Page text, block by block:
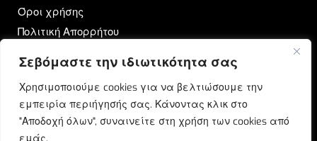
Σεβόμαστε την ιδιωτικότητα σας
Χρησιμοποιούμε cookies για να βελτιώσουμε την
εμπειρία περιήγησής σας. Κάνοντας κλικ στο
"Αποδοχή όλων", συναινείτε στη χρήση των cookies από
Όροι χρήσης
Πολιτική Απορρήτου
OUTRUN
Ποιοι Είμαστε
Επικοινωνία
Blog